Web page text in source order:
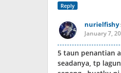
Reply
nurielfishy
January 7,
5 taun penantian
seadanya, tp